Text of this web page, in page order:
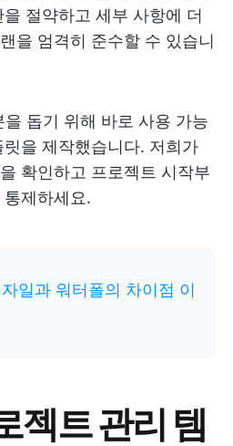
절약하고 세부 사항에 더
을 엄격히 준수할 수 있습니
돕기 위해 바로 사용 가능
을 제작했습니다. 저희가
확인하고 프로젝트 시작부
제하세요.
일과 워터폴의 차이점 이
젝트 관리 템